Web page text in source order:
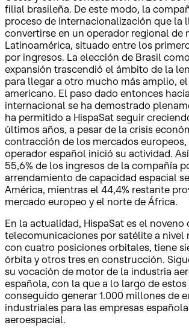
filial brasileña. De este modo, la
proceso de internacionalización que la
convertirse en un operador regional de
Latinoamérica, situado entre los
por ingresos. La elección de Brasil
expansión trascendió el ámbito de la
para llegar a otro mucho más amplio,
americano. El paso dado entonces
internacional se ha demostrado
ha permitido a HispaSat seguir
últimos años, a pesar de la crisis
contracción de los mercados europeos,
operador español inició su actividad.
55,6% de los ingresos de la compañía
arrendamiento de capacidad espacial
América, mientras el 44,4% restante
mercado europeo y el norte de África.
En la actualidad, HispaSat es el noveno
telecomunicaciones por satélite a nivel
con cuatro posiciones orbitales, tiene
órbita y otros tres en construcción.
su vocación de motor de la industria
española, con la que a lo largo de estos
conseguido generar 1.000 millones de
industriales para las empresas
aeroespacial.